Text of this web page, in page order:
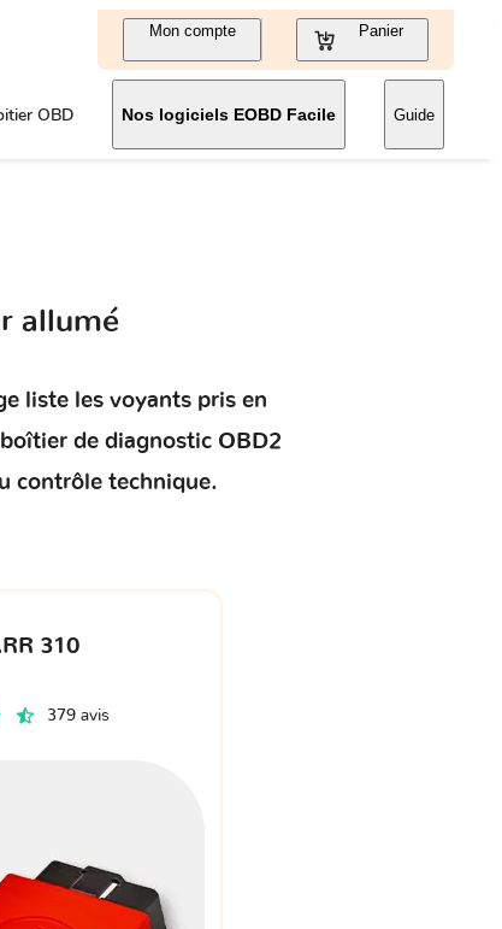
Mon compte Panier
OBD Nos logiciels EOBD Facile Guide
allumé
liste les voyants pris en
de diagnostic OBD2
contrôle technique.
310
379 avis